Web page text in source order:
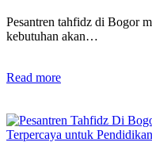
Pesantren tahfidz di Bogor
kebutuhan akan…
Read more